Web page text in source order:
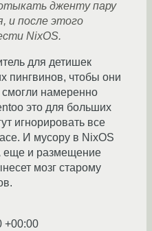
дженту пару
и после этого
NixOS.
для детишек
пингвинов, чтобы они
намеренно
это для больших
игнорировать все
И мусору в NixOS
еще и размещение
мозг старому
+00:00